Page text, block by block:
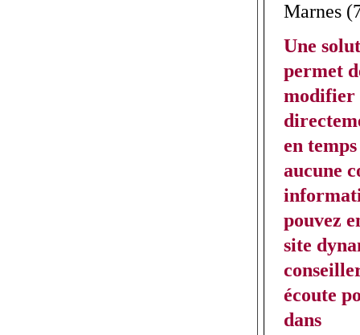
Marnes
Une
permet
modifier
en
aucune
pouvez
site
écoute
dans